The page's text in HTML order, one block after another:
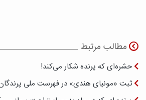
مطالب مرتبط
حشره‌ای که پرنده شکار می‌کند!
ثبت «مونیای هندی» در فهرست ملی